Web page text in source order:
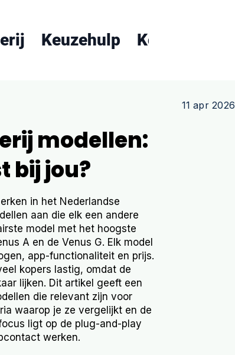
Keuzehulp Koopgids
11 apr 2026
modellen:
bij jou?
in het Nederlandse
aan die elk een andere
model met het hoogste
A en de Venus G. Elk model
app-functionaliteit en prijs.
kopers lastig, omdat de
lijken. Dit artikel geeft een
die relevant zijn voor
waarop je ze vergelijkt en de
ligt op de plug-and-play
werken.